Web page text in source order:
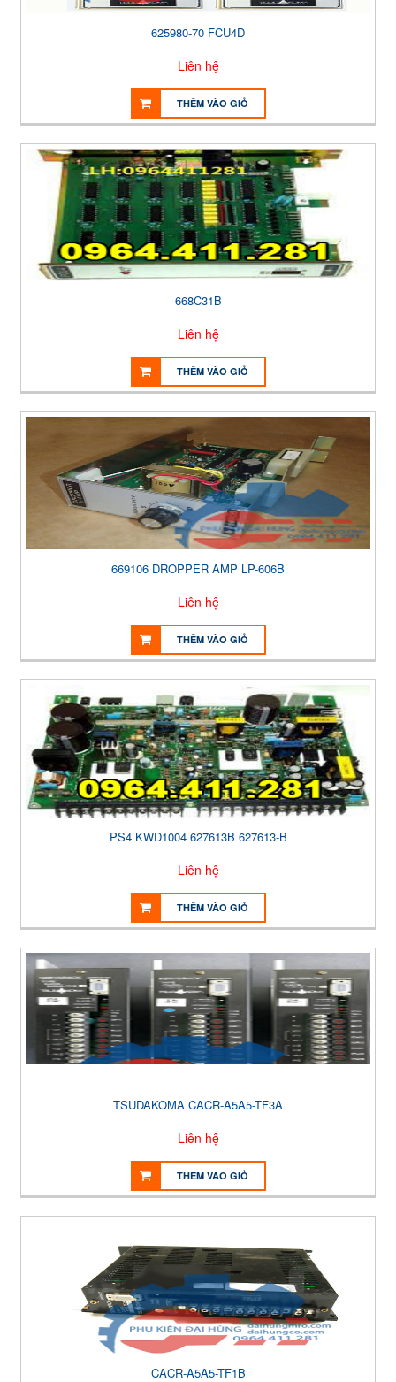
625980-70 FCU4D
Liên hệ
THÊM VÀO GIỎ
668C31B
Liên hệ
THÊM VÀO GIỎ
669106 DROPPER AMP LP-606B
Liên hệ
THÊM VÀO GIỎ
PS4 KWD1004 627613B 627613-B
Liên hệ
THÊM VÀO GIỎ
TSUDAKOMA CACR-A5A5-TF3A
Liên hệ
THÊM VÀO GIỎ
CACR-A5A5-TF1B